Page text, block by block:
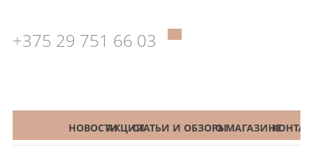
+375 29 751 66 03
КАТАЛОГНОВОСТИАКЦИИСТАТЬИ И ОБЗОРЫО МАГАЗИНЕ